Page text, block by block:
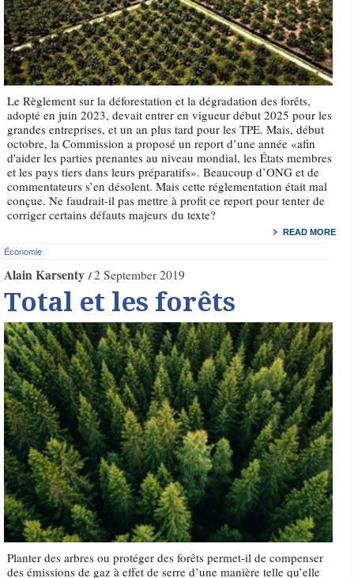
Le Règlement sur la déforestation et la dégradation des forêts,
adopté en juin 2023, devait entrer en vigueur début 2025 pour les
grandes entreprises, et un an plus tard pour les TPE. Mais, début
octobre, la Commission a proposé un report d’une année «afin
d'aider les parties prenantes au niveau mondial, les États membres
et les pays tiers dans leurs préparatifs». Beaucoup d’ONG et de
commentateurs s’en désolent. Mais cette réglementation était mal
conçue. Ne faudrait-il pas mettre à profit ce report pour tenter de
corriger certains défauts majeurs du texte?
READ MORE
Économie
Alain Karsenty 2 September 2019
Total et les forêts
Planter des arbres ou protéger des forêts permet-il de compenser
des émissions de gaz à effet de serre d’une manière telle qu’elle